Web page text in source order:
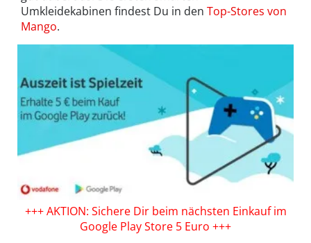
Umkleidekabinen findest Du in den Top-Stores von
Mango.
+++ AKTION: Sichere Dir beim nächsten Einkauf im
Google Play Store 5 Euro +++